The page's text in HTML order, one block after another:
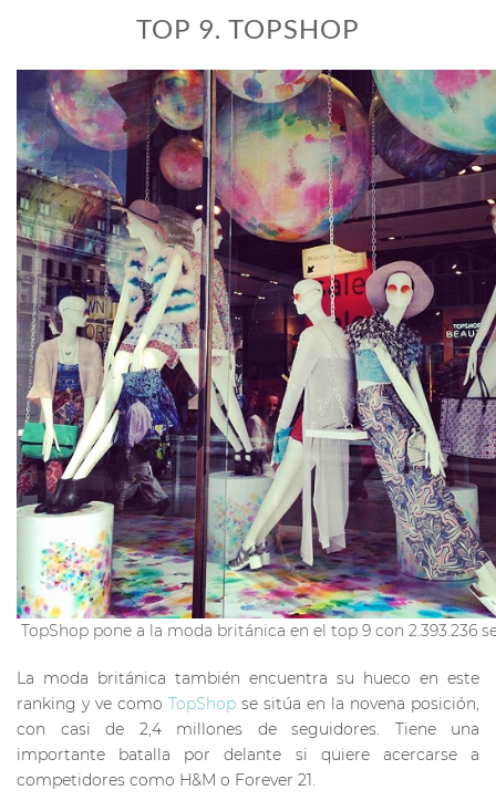
TOP 9. TOPSHOP
TopShop pone a la moda británica en el top 9 con 2.393.236
La moda británica también encuentra su hueco en este
ranking y ve como TopShop se sitúa en la novena posición,
con casi de 2,4 millones de seguidores. Tiene una
importante batalla por delante si quiere acercarse a
competidores como H&M o Forever 21.